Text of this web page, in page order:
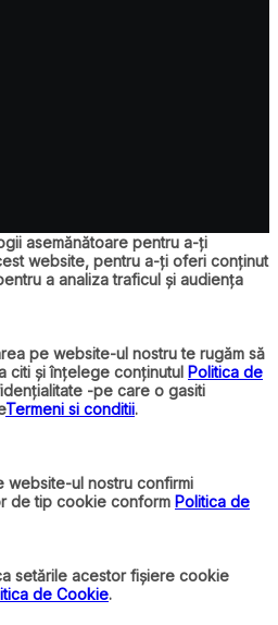
asemănătoare pentru a-ți
website, pentru a-ți oferi conținut
a analiza traficul și audiența
pe website-ul nostru te rugăm să
citi și înțelege conținutul Politica de
-pe care o gasiti
Termeni si conditii.
website-ul nostru confirmi
de tip cookie conform Politica de
setările acestor fișiere cookie
de Cookie.